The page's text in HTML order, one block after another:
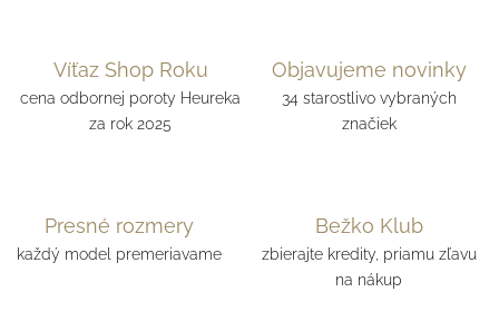
Víťaz Shop Roku
cena odbornej poroty Heureka
za rok 2025
Objavujeme novinky
34 starostlivo vybraných
značiek
Presné rozmery
každý model premeriavame
Bežko Klub
zbierajte kredity, priamu zľavu
na nákup